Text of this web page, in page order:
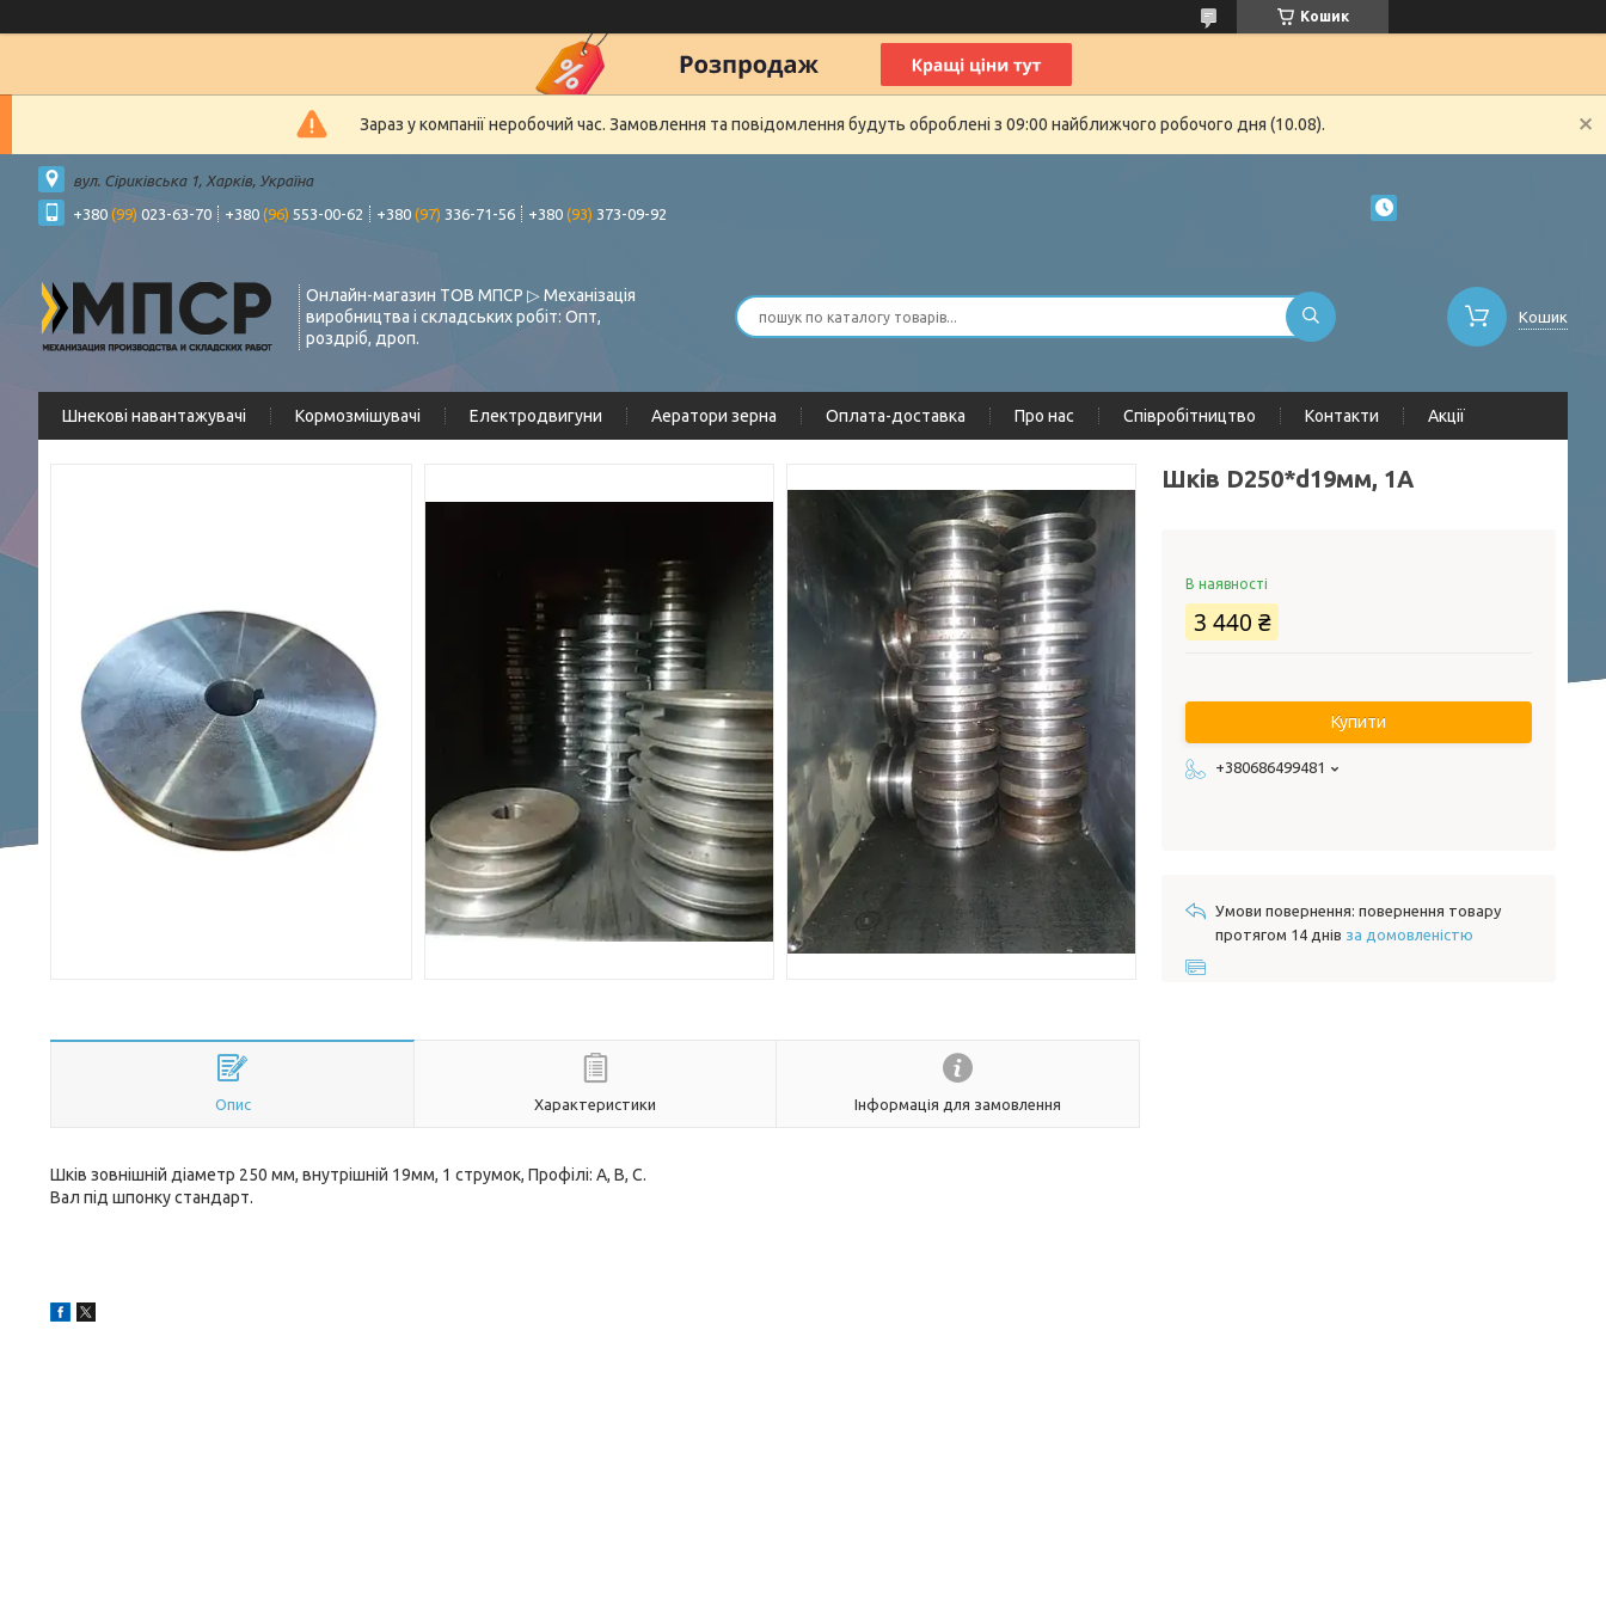
Кошик
Зараз у компанії неробочий час. Замовлення та повідомлення будуть оброблені з 09:00 найближчого робочого дня (10.08).
вул. Сіриківська 1, Харків, Україна
+380 (99) 023-63-70 +380 (96) 553-00-62 +380 (97) 336-71-56 +380 (93) 373-09-92
Онлайн-магазин ТОВ МПСР ▷ Механізація
виробництва і складських робіт: Опт,
роздріб, дроп.
Кошик
Шнекові навантажувачі Кормозмішувачі Електродвигуни Аератори зерна Оплата-доставка Про нас Співробітництво Контакти Акції
Опис Характеристики Інформація для замовлення
Шків зовнішній діаметр 250 мм, внутрішній 19мм, 1 струмок, Профілі: А, В, С.
Вал під шпонку стандарт.
Шків D250*d19мм, 1А
В наявності
3 440 ₴
Купити
+380686499481
повернення товару
протягом 14 днів за домовленістю